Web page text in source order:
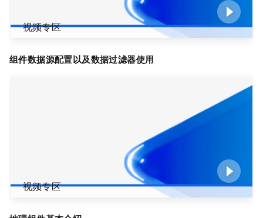
视频专区
组件数据源配置以及数据过滤器使用
视频专区